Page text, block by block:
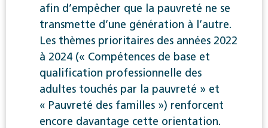
afin d’empêcher que la pauvreté ne se
transmette d’une génération à l’autre.
Les thèmes prioritaires des années 2022
à 2024 (« Compétences de base et
qualification professionnelle des
adultes touchés par la pauvreté » et
« Pauvreté des familles ») renforcent
encore davantage cette orientation.